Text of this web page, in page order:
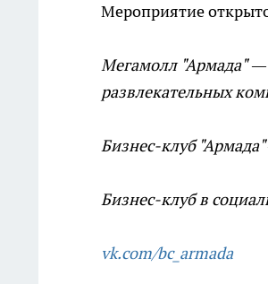
Мероприятие
Мегамолл "Армада"
развлекательных
Бизнес-клуб
Бизнес-клуб в
vk.com/bc_armada